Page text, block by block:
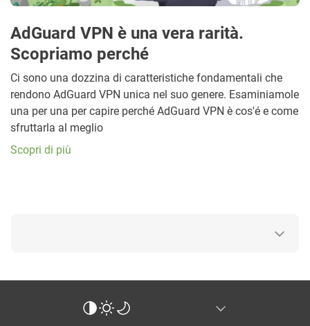
AdGuard VPN è una vera rarità.
Scopriamo perché
Ci sono una dozzina di caratteristiche fondamentali che
rendono AdGuard VPN unica nel suo genere. Esaminiamole
una per una per capire perché AdGuard VPN è cos'é e come
sfruttarla al meglio
Scopri di più